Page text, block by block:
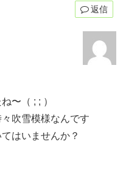
返信
〜（ ; ; ）
吹雪模様なんです
はいませんか？